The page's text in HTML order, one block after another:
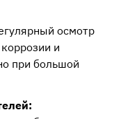
осмотр
и
при большой